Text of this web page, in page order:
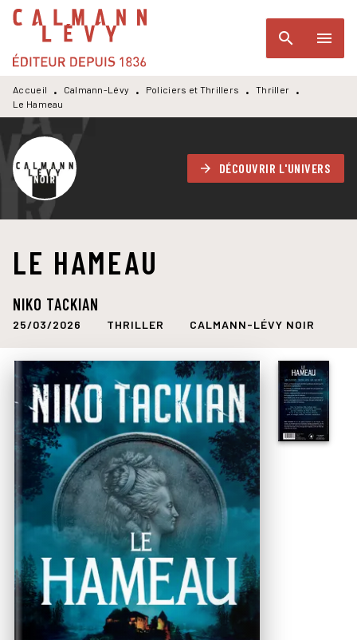
MENU RECHERCHE
PIED DE PAGE
search menu
Accueil • Calmann-Lévy • Policiers et Thrillers • Thriller
•
Le Hameau
arrow_forward DÉCOUVRIR L'UNIVERS
LE HAMEAU
NIKO TACKIAN
25/03/2026 THRILLER CALMANN-LÉVY NOIR